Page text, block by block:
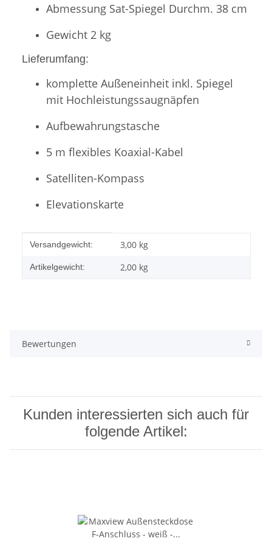
Abmessung Sat-Spiegel Durchm. 38 cm
Gewicht 2 kg
Lieferumfang:
komplette Außeneinheit inkl. Spiegel
mit Hochleistungssaugnäpfen
Aufbewahrungstasche
5 m flexibles Koaxial-Kabel
Satelliten-Kompass
Elevationskarte
Produkteigenschaft
Wert
Versandgewicht: 3,00 kg
Artikelgewicht: 2,00 kg
Bewertungen
Kunden interessierten sich auch für
folgende Artikel: